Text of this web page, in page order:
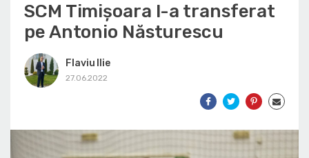
SCM Timișoara l-a transferat
pe Antonio Năsturescu
Flaviu Ilie
27.06.2022